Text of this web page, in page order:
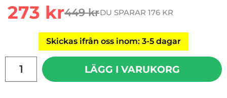
rea pris
273 krtidigare pris
449 krDU SPARAR 176 KR
Skickas ifrån oss inom: 3-5 dagar
LÄGG I VARUKORG